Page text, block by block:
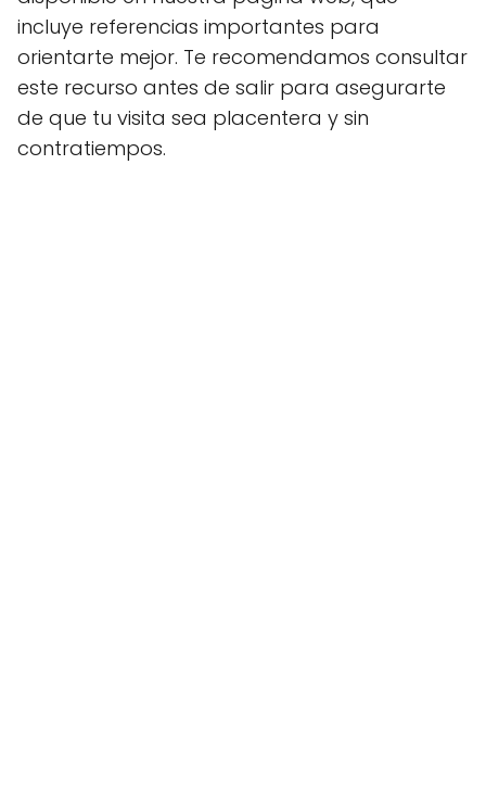
incluye referencias importantes para
orientarte mejor. Te recomendamos consultar
este recurso antes de salir para asegurarte
de que tu visita sea placentera y sin
contratiempos.